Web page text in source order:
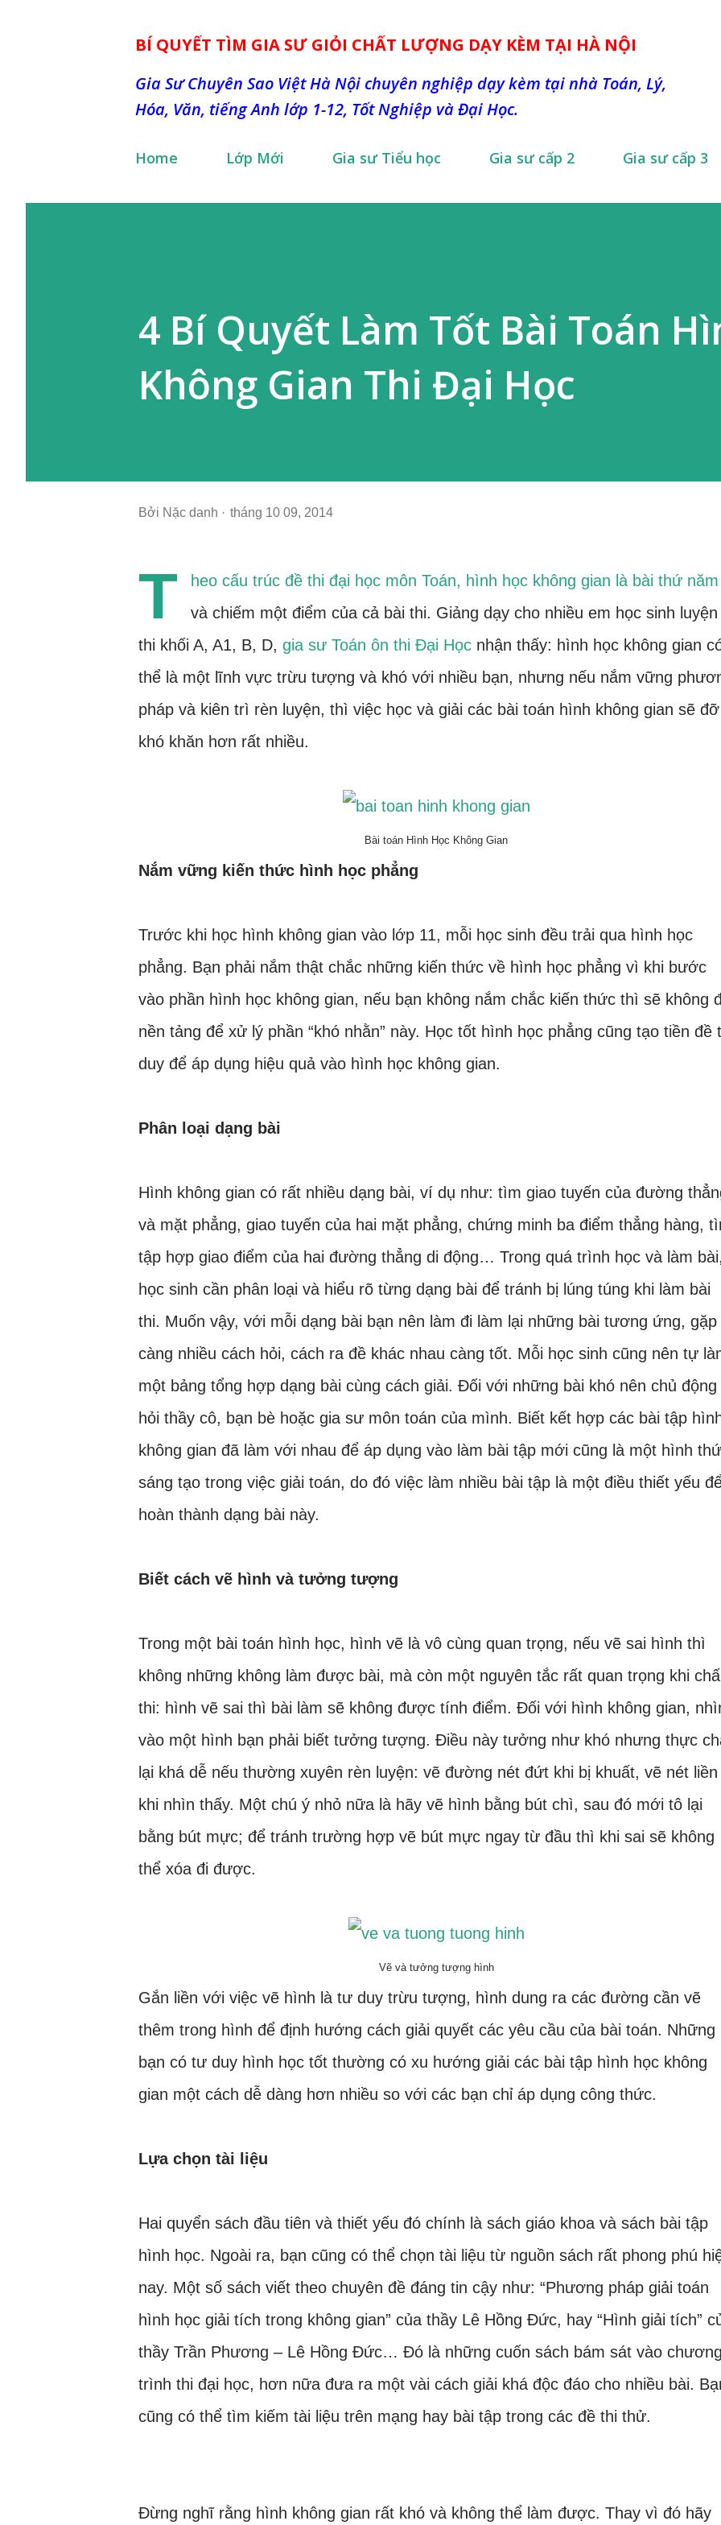
BÍ QUYẾT TÌM GIA SƯ GIỎI CHẤT LƯỢNG DẠY KÈM TẠI HÀ NỘI
Gia Sư Chuyên Sao Việt Hà Nội chuyên nghiệp dạy kèm tại nhà Toán, Lý,
Hóa, Văn, tiếng Anh lớp 1-12, Tốt Nghiệp và Đại Học.
Home Lớp Mới Gia sư Tiểu học Gia sư cấp 2 Gia sư cấp 3
4 Bí Quyết Làm Tốt Bài Toán
Không Gian Thi Đại Học
Bởi Nặc danh tháng 10 09, 2014
T
heo cấu trúc đề thi đại học môn Toán, hình học không gian là bài thứ năm
và chiếm một điểm của cả bài thi. Giảng dạy cho nhiều em học sinh luyện
thi khối A, A1, B, D, gia sư Toán ôn thi Đại Học nhận thấy: hình học không gian
thể là một lĩnh vực trừu tượng và khó với nhiều bạn, nhưng nếu nắm vững
pháp và kiên trì rèn luyện, thì việc học và giải các bài toán hình không gian sẽ đỡ
khó khăn hơn rất nhiều.
Bài toán Hình Học Không Gian
Nắm vững kiến thức hình học phẳng
Trước khi học hình không gian vào lớp 11, mỗi học sinh đều trải qua hình học
phẳng. Bạn phải nắm thật chắc những kiến thức về hình học phẳng vì khi bước
vào phần hình học không gian, nếu bạn không nắm chắc kiến thức thì sẽ không
nền tảng để xử lý phần “khó nhằn” này. Học tốt hình học phẳng cũng tạo tiền đề
duy để áp dụng hiệu quả vào hình học không gian.
Phân loại dạng bài
Hình không gian có rất nhiều dạng bài, ví dụ như: tìm giao tuyến của đường
và mặt phẳng, giao tuyến của hai mặt phẳng, chứng minh ba điểm thẳng hàng,
tập hợp giao điểm của hai đường thẳng di động… Trong quá trình học và làm bài,
học sinh cần phân loại và hiểu rõ từng dạng bài để tránh bị lúng túng khi làm bài
thi. Muốn vậy, với mỗi dạng bài bạn nên làm đi làm lại những bài tương ứng, gặp
càng nhiều cách hỏi, cách ra đề khác nhau càng tốt. Mỗi học sinh cũng nên tự
một bảng tổng hợp dạng bài cùng cách giải. Đối với những bài khó nên chủ động
hỏi thầy cô, bạn bè hoặc gia sư môn toán của mình. Biết kết hợp các bài tập
không gian đã làm với nhau để áp dụng vào làm bài tập mới cũng là một hình
sáng tạo trong việc giải toán, do đó việc làm nhiều bài tập là một điều thiết yếu
hoàn thành dạng bài này.
Biết cách vẽ hình và tưởng tượng
Trong một bài toán hình học, hình vẽ là vô cùng quan trọng, nếu vẽ sai hình thì
không những không làm được bài, mà còn một nguyên tắc rất quan trọng khi
thi: hình vẽ sai thì bài làm sẽ không được tính điểm. Đối với hình không gian,
vào một hình bạn phải biết tưởng tượng. Điều này tưởng như khó nhưng thực
lại khá dễ nếu thường xuyên rèn luyện: vẽ đường nét đứt khi bị khuất, vẽ nét liền
khi nhìn thấy. Một chú ý nhỏ nữa là hãy vẽ hình bằng bút chì, sau đó mới tô lại
bằng bút mực; để tránh trường hợp vẽ bút mực ngay từ đầu thì khi sai sẽ không
thể xóa đi được.
Vẽ và tưởng tượng hình
Gắn liền với việc vẽ hình là tư duy trừu tượng, hình dung ra các đường cần vẽ
thêm trong hình để định hướng cách giải quyết các yêu cầu của bài toán. Những
bạn có tư duy hình học tốt thường có xu hướng giải các bài tập hình học không
gian một cách dễ dàng hơn nhiều so với các bạn chỉ áp dụng công thức.
Lựa chọn tài liệu
Hai quyển sách đầu tiên và thiết yếu đó chính là sách giáo khoa và sách bài tập
hình học. Ngoài ra, bạn cũng có thể chọn tài liệu từ nguồn sách rất phong phú
nay. Một số sách viết theo chuyên đề đáng tin cậy như: “Phương pháp giải toán
hình học giải tích trong không gian” của thầy Lê Hồng Đức, hay “Hình giải tích”
thầy Trần Phương – Lê Hồng Đức… Đó là những cuốn sách bám sát vào chương
trình thi đại học, hơn nữa đưa ra một vài cách giải khá độc đáo cho nhiều bài.
cũng có thể tìm kiếm tài liệu trên mạng hay bài tập trong các đề thi thử.
Đừng nghĩ rằng hình không gian rất khó và không thể làm được. Thay vì đó hãy